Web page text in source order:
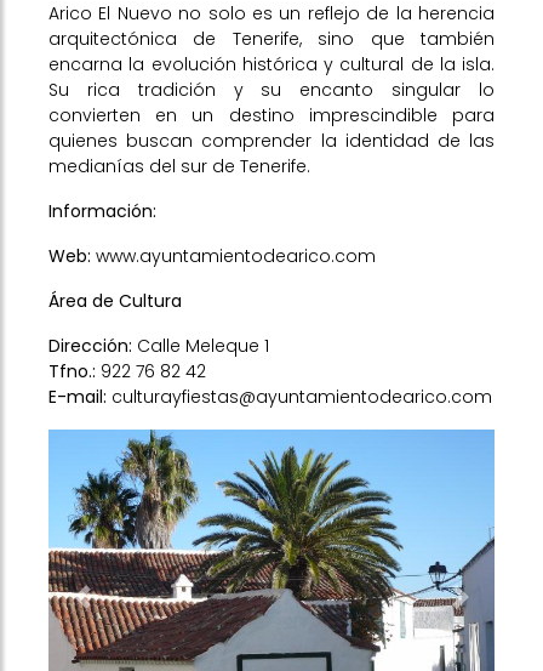
Arico El Nuevo no solo es un reflejo de la herencia
arquitectónica de Tenerife, sino que también
encarna la evolución histórica y cultural de la isla.
Su rica tradición y su encanto singular lo
convierten en un destino imprescindible para
quienes buscan comprender la identidad de las
medianías del sur de Tenerife.
Información:
Web: www.ayuntamientodearico.com
Área de Cultura
Dirección: Calle Meleque 1
Tfno.: 922 76 82 42
E-mail: culturayfiestas@ayuntamientodearico.com
Previous Next